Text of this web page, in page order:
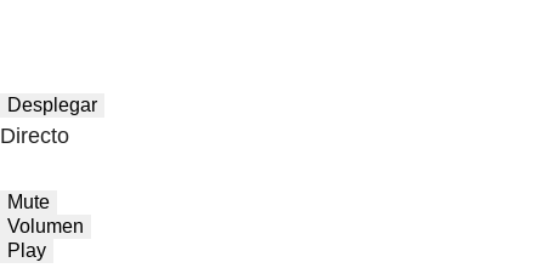
Desplegar
Directo
Mute
Volumen
Play